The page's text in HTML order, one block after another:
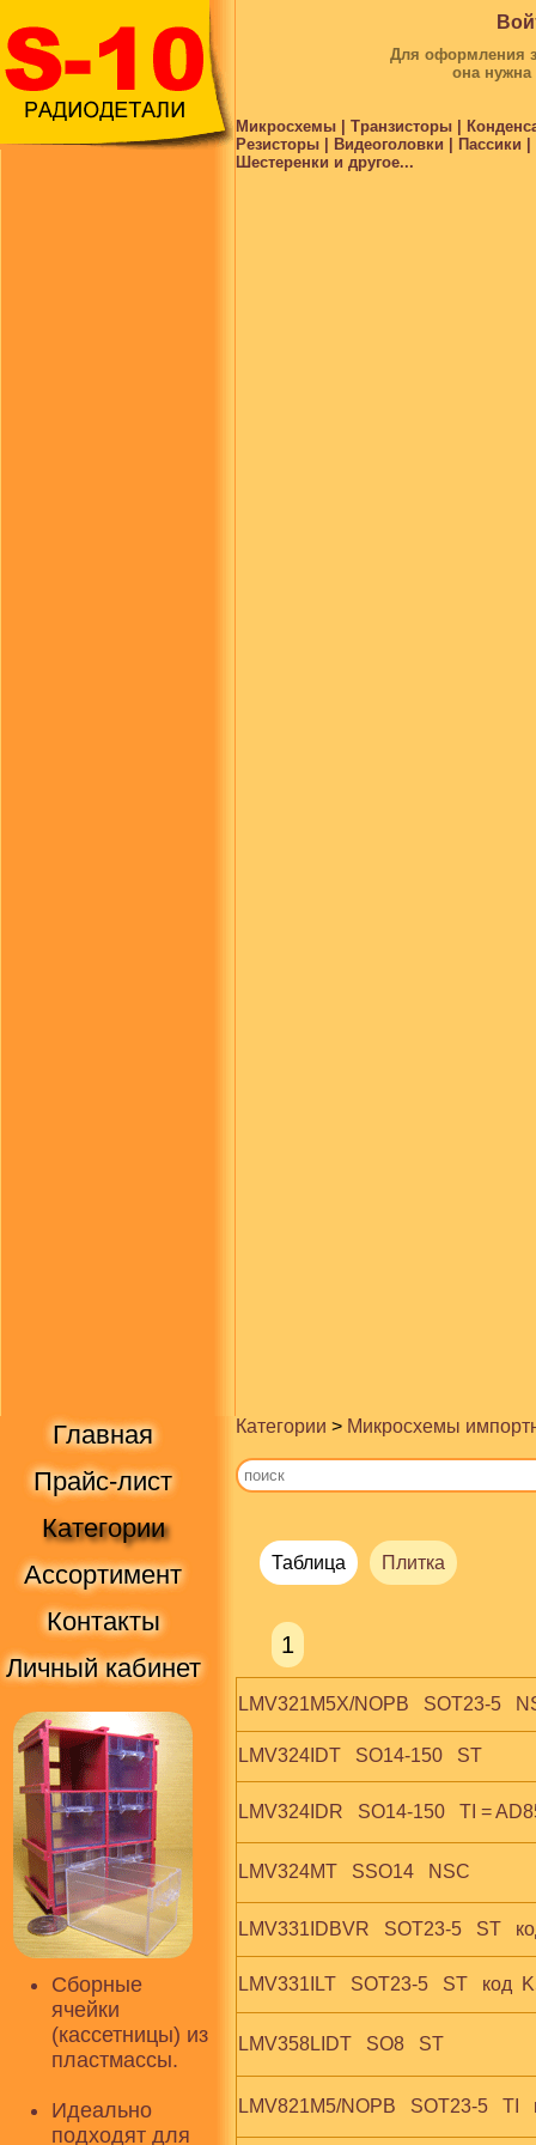
Для оформления
она
Микросхемы | Транзисторы |
Резисторы | Видеоголовки |
Шестеренки и другое...
Главная
Прайс-лист
Категории
Ассортимент
Контакты
Личный кабинет
Сборные
ячейки
(кассетницы) из
пластмассы.
Идеально
подходят для
Категории > Микросхемы
Таблица Плитка
1
LMV321M5X/NOPB   SOT23-5
LMV324IDT   SO14-150   ST
LMV324IDR   SO14-150   TI =
LMV324MT   SSO14   NSC
LMV331IDBVR   SOT23-5   ST
LMV331ILT   SOT23-5   ST   код
LMV358LIDT   SO8   ST
LMV821M5/NOPB   SOT23-5   TI